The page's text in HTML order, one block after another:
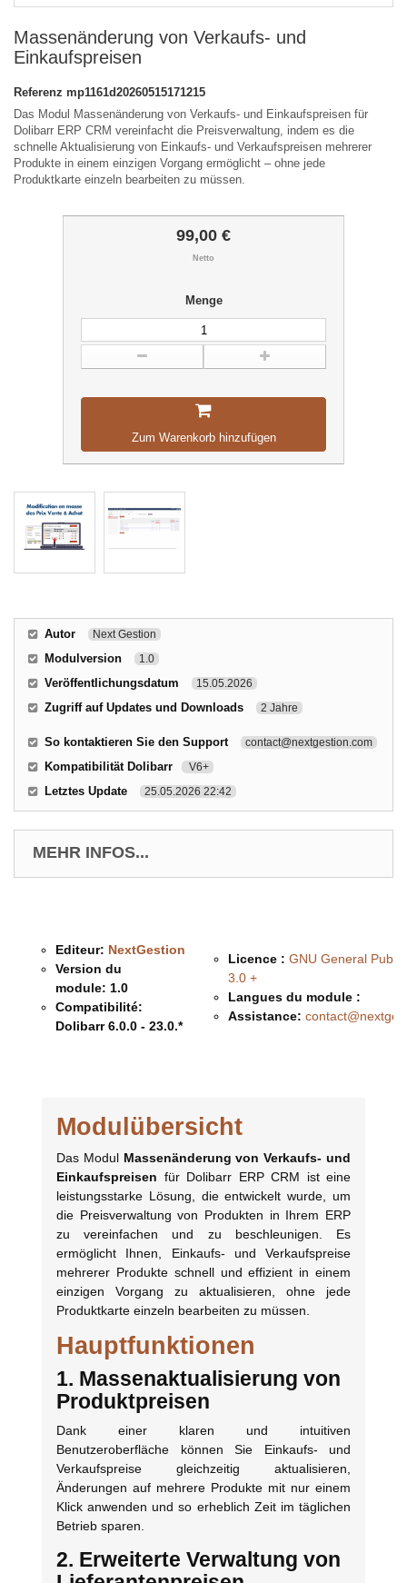
Massenänderung von Verkaufs- und
Einkaufspreisen
Referenz mp1161d20260515171215
Das Modul Massenänderung von Verkaufs- und Einkaufspreisen für
Dolibarr ERP CRM vereinfacht die Preisverwaltung, indem es die
schnelle Aktualisierung von Einkaufs- und Verkaufspreisen mehrerer
Produkte in einem einzigen Vorgang ermöglicht – ohne jede
Produktkarte einzeln bearbeiten zu müssen.
99,00 €
Netto
Menge
Zum Warenkorb hinzufügen
Autor Next Gestion
Modulversion 1.0
Veröffentlichungsdatum 15.05.2026
Zugriff auf Updates und Downloads 2 Jahre
So kontaktieren Sie den Support contact@nextgestion.com
Kompatibilität Dolibarr V6+
Letztes Update 25.05.2026 22:42
MEHR INFOS...
Editeur: NextGestion
Version du
module: 1.0
Compatibilité:
Dolibarr 6.0.0 - 23.0.*
Licence : GNU General
3.0 +
Langues du module :
Assistance:
Modulübersicht
Das Modul Massenänderung von Verkaufs- und
Einkaufspreisen für Dolibarr ERP CRM ist eine
leistungsstarke Lösung, die entwickelt wurde, um
die Preisverwaltung von Produkten in Ihrem ERP
zu vereinfachen und zu beschleunigen. Es
ermöglicht Ihnen, Einkaufs- und Verkaufspreise
mehrerer Produkte schnell und effizient in einem
einzigen Vorgang zu aktualisieren, ohne jede
Produktkarte einzeln bearbeiten zu müssen.
Hauptfunktionen
1. Massenaktualisierung von
Produktpreisen
Dank einer klaren und intuitiven
Benutzeroberfläche können Sie Einkaufs- und
Verkaufspreise gleichzeitig aktualisieren,
Änderungen auf mehrere Produkte mit nur einem
Klick anwenden und so erheblich Zeit im täglichen
Betrieb sparen.
2. Erweiterte Verwaltung von